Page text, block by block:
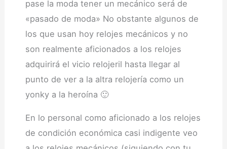
pase la moda tener un mecánico será de
«pasado de moda» No obstante algunos de
los que usan hoy relojes mecánicos y no
son realmente aficionados a los relojes
adquirirá el vicio relojeril hasta llegar al
punto de ver a la altra relojería como un
yonky a la heroína 🙂
En lo personal como aficionado a los relojes
de condición económica casi indigente veo